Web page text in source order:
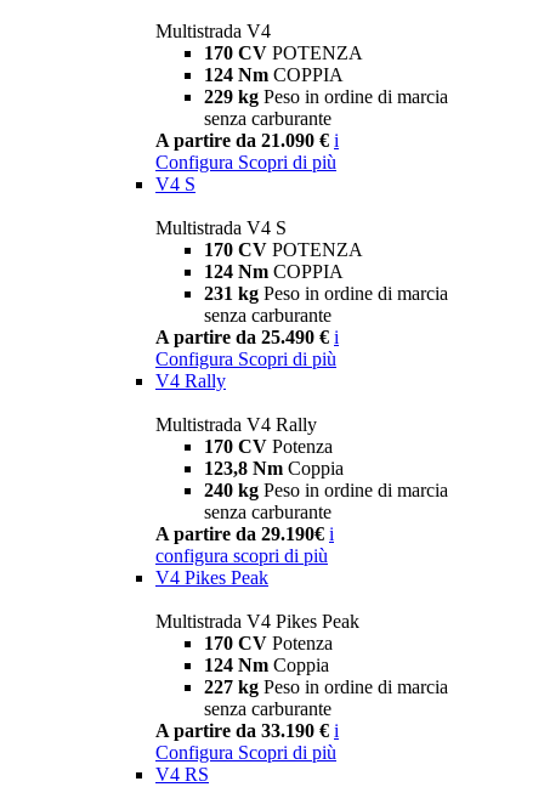
Multistrada V4
170 CV POTENZA
124 Nm COPPIA
229 kg Peso in ordine di marcia
senza carburante
A partire da 21.090 € i
Configura Scopri di più
V4 S
Multistrada V4 S
170 CV POTENZA
124 Nm COPPIA
231 kg Peso in ordine di marcia
senza carburante
A partire da 25.490 € i
Configura Scopri di più
V4 Rally
Multistrada V4 Rally
170 CV Potenza
123,8 Nm Coppia
240 kg Peso in ordine di marcia
senza carburante
A partire da 29.190€ i
configura scopri di più
V4 Pikes Peak
Multistrada V4 Pikes Peak
170 CV Potenza
124 Nm Coppia
227 kg Peso in ordine di marcia
senza carburante
A partire da 33.190 € i
Configura Scopri di più
V4 RS